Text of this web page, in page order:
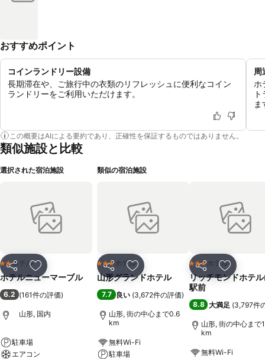
おすすめポイント
コインランドリー設備
長期滞在や、ご旅行中の衣類のリフレッシュに便利なコイン
ランドリーをご利用いただけます。
周
ホ
ま
この概要はAIによる要約であり、正確性を保証するものではありません。
類似施設と比較
選択された宿泊施設
シェア お気に入りに追加
2 ホテルのランク
ホテル
ホテルニューマーブル
6.2 (161件の評価)
山形, 国内
駐車場
エアコン
類似の宿泊施設
シェア お気に入りに追加
3 ホテルのランク
ホテル
山形グランドホテル
7.7 良い (3,672件の評価)
山形, 街の中心まで0.6
km
無料Wi-Fi
駐車場
シェア お気に入
3 ホテルのランク
ホテル
リッチモンドホテ
駅前
8.8 大満足 (3,797件
山形, 街の中心まで
km
無料Wi-Fi